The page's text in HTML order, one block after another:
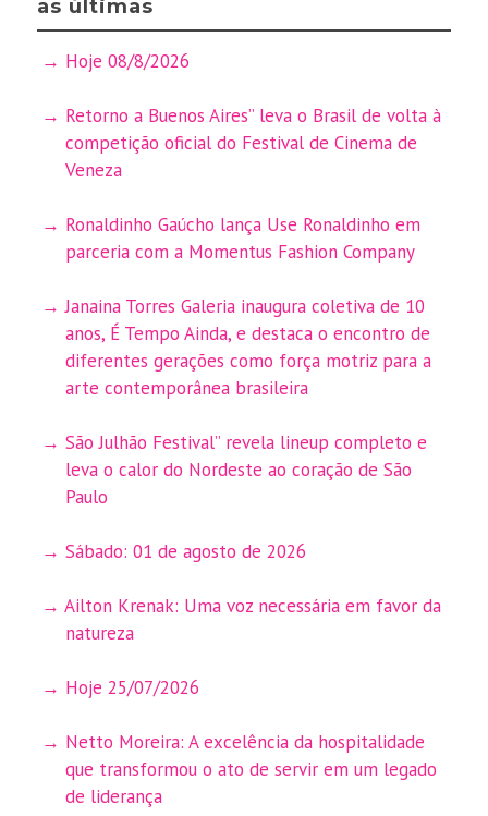
as últimas
Hoje 08/8/2026
Retorno a Buenos Aires” leva o Brasil de volta à
competição oficial do Festival de Cinema de
Veneza
Ronaldinho Gaúcho lança Use Ronaldinho em
parceria com a Momentus Fashion Company
Janaina Torres Galeria inaugura coletiva de 10
anos, É Tempo Ainda, e destaca o encontro de
diferentes gerações como força motriz para a
arte contemporânea brasileira
São Julhão Festival” revela lineup completo e
leva o calor do Nordeste ao coração de São
Paulo
Sábado: 01 de agosto de 2026
Ailton Krenak: Uma voz necessária em favor da
natureza
Hoje 25/07/2026
Netto Moreira: A excelência da hospitalidade
que transformou o ato de servir em um legado
de liderança